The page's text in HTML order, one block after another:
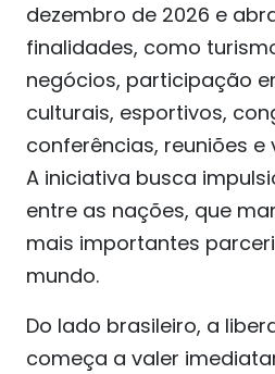
dezembro de 2026 e
finalidades, como
negócios, participação
culturais, esportivos,
conferências, reuniões e
A iniciativa busca
entre as nações, que
mais importantes
mundo.
Do lado brasileiro, a
começa a valer